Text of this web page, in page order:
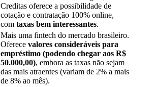
Creditas oferece a possibilidade de
cotação e contratação 100% online,
com taxas bem interessantes.
Mais uma fintech do mercado brasileiro.
Oferece valores consideráveis para
empréstimo (podendo chegar aos R$
50.000,00), embora as taxas não sejam
das mais atraentes (variam de 2% a mais
de 8% ao mês).